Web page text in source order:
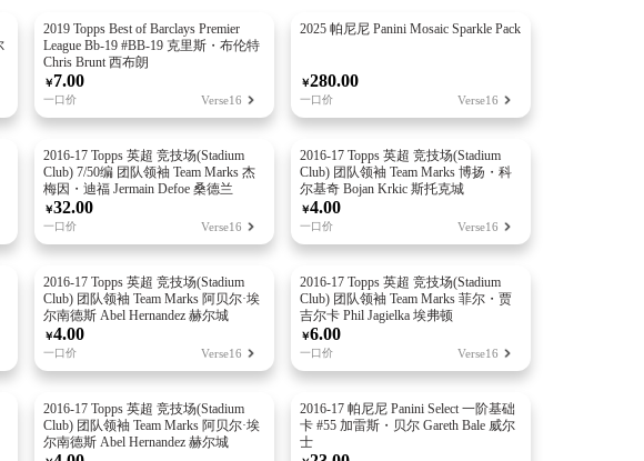
业资讯分享、藏品科普研究，不构成任何投资建议
买指引。
2019 Topps Best of Barclays Premier
League Bb-19 #BB-19 克里斯・布伦特
Chris Brunt 西布朗
￥7.00
一口价 Verse16
2025 帕尼尼 Panini Mosaic Sparkle Pack
￥280.00
一口价 Verse16
2016-17 Topps 英超 竞技场(Stadium
Club) 7/50编 团队领袖 Team Marks 杰
梅因・迪福 Jermain Defoe 桑德兰
￥32.00
一口价 Verse16
2016-17 Topps 英超 竞技场(Stadium
Club) 团队领袖 Team Marks 博扬・科
尔基奇 Bojan Krkic 斯托克城
￥4.00
一口价 Verse16
2016-17 Topps 英超 竞技场(Stadium
Club) 团队领袖 Team Marks 阿贝尔·埃
尔南德斯 Abel Hernandez 赫尔城
￥4.00
一口价 Verse16
2016-17 Topps 英超 竞技场(Stadium
Club) 团队领袖 Team Marks 菲尔・贾
吉尔卡 Phil Jagielka 埃弗顿
￥6.00
一口价 Verse16
2016-17 Topps 英超 竞技场(Stadium
Club) 团队领袖 Team Marks 阿贝尔·埃
尔南德斯 Abel Hernandez 赫尔城
2016-17 帕尼尼 Panini Select 一阶基础
卡 #55 加雷斯・贝尔 Gareth Bale 威尔
士